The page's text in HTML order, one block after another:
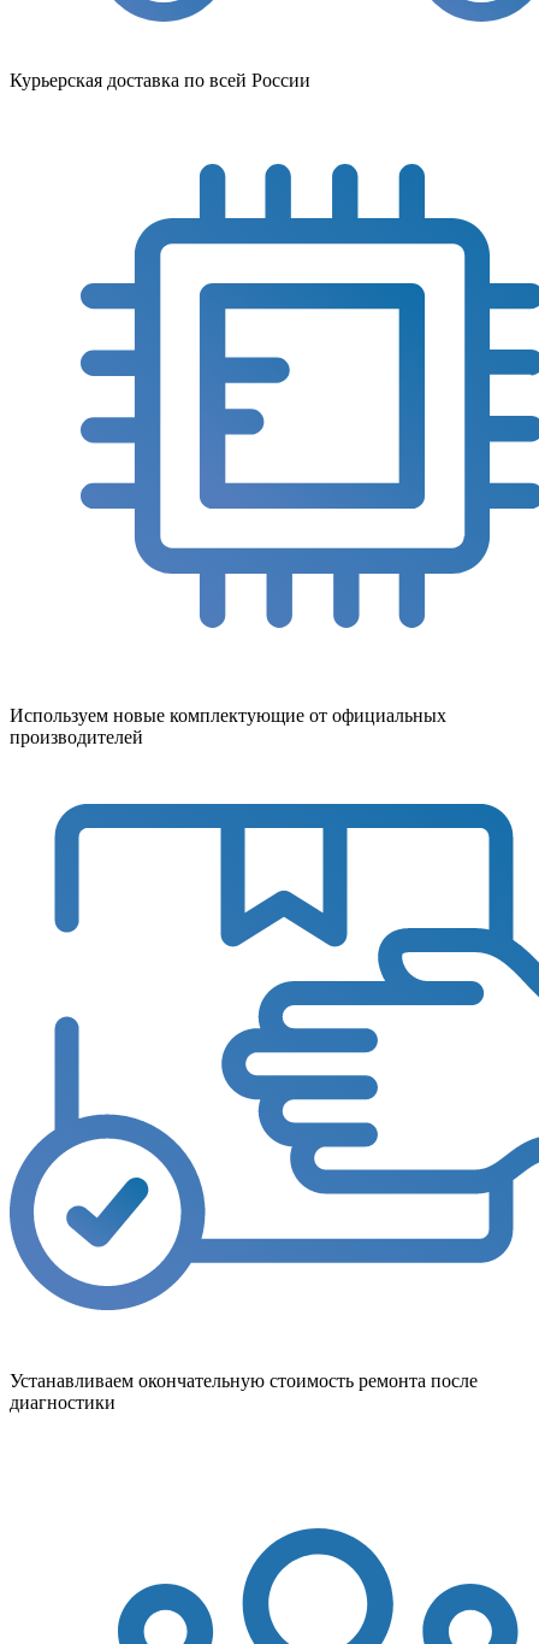
Курьерская доставка по всей России
Используем новые комплектующие от официальных
производителей
Устанавливаем окончательную стоимость ремонта после
диагностики